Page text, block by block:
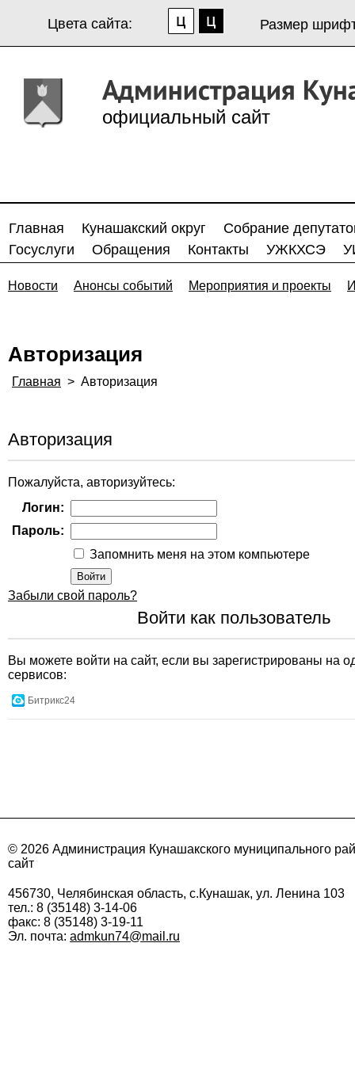
Цвета сайта: Размер
официальный сайт
Главная Кунашакский округ
Собрание
Госуслуги
Обращения Контакты УЖКХСЭ
Новости Анонсы событий Мероприятия и проекты
Авторизация
Главная > Авторизация
Авторизация
Пожалуйста, авторизуйтесь:
Логин:
Пароль:
Запомнить меня на этом компьютере
Забыли свой пароль?
Войти как пользователь
Вы можете войти на сайт, если вы зарегистрированы на
сервисов:
Битрикс24
© 2026 Администрация Кунашакского муниципального
сайт
456730, Челябинская область, с.Кунашак, ул. Ленина 103
тел.: 8 (35148) 3-14-06
факс: 8 (35148) 3-19-11
Эл. почта: admkun74@mail.ru